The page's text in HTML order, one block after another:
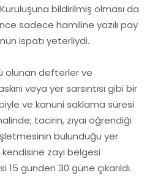
bildirilmiş olması da
sadece hamiline yazılı pay
ispatı yeterliydi.
olunan defterler ve
veya yer sarsıntısı gibi bir
ve kanuni saklama süresi
tacirin, zıyaı öğrendiği
bulunduğu yer
zayi belgesi
günden 30 güne çıkarıldı.